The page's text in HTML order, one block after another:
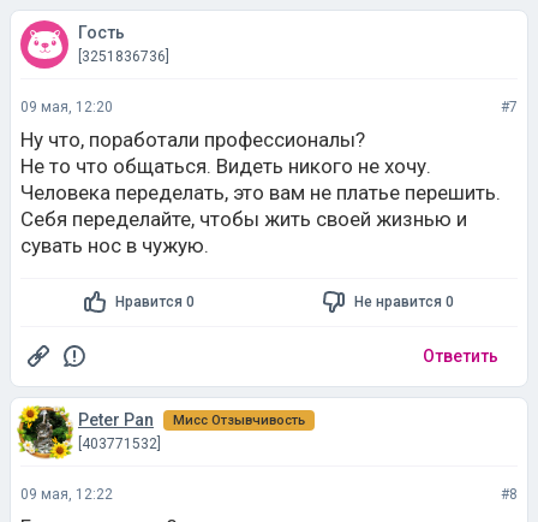
Гость
[3251836736]
09 мая, 12:20 #7
Ну что, поработали профессионалы?
Не то что общаться. Видеть никого не хочу.
Человека переделать, это вам не платье перешить.
Себя переделайте, чтобы жить своей жизнью и
сувать нос в чужую.
Нравится 0 Не нравится 0
Ответить
Peter Pan Мисс Отзывчивость
[403771532]
09 мая, 12:22 #8